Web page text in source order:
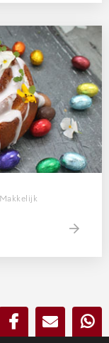
Makkelijk